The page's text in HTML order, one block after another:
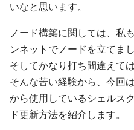
いなと思います。
ノード構築に関しては、私
ンネットでノードを立てま
そしてかなり打ち間違えて
そんな苦い経験から、今回
から使用しているシェルス
ド更新方法を紹介します。